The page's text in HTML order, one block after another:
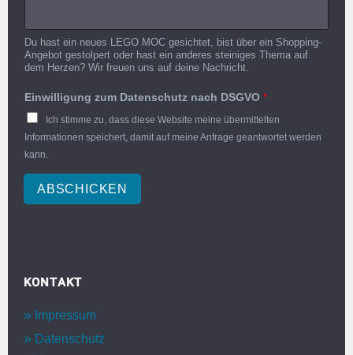
Du hast ein neues LEGO MOC gesichtet, bist über ein Shopping-
Angebot gestolpert oder hast ein anderes steiniges Thema auf
dem Herzen? Wir freuen uns auf deine Nachricht.
Einwilligung zum Datenschutz nach DSGVO *
Ich stimme zu, dass diese Website meine übermittelten
Informationen speichert, damit auf meine Anfrage geantwortet werden
kann.
ABSCHICKEN
KONTAKT
Impressum
Datenschutz